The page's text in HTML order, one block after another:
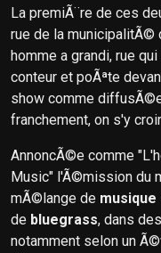
La premiÃ¨re de ces
rue de la municipalitÃ©
homme a grandi, rue
conteur et poÃªte
show comme
franchement, on s'y
AnnoncÃ©e comme
Music" l'Ã©mission du
mÃ©lange de
de bluegrass, dans
notamment selon un